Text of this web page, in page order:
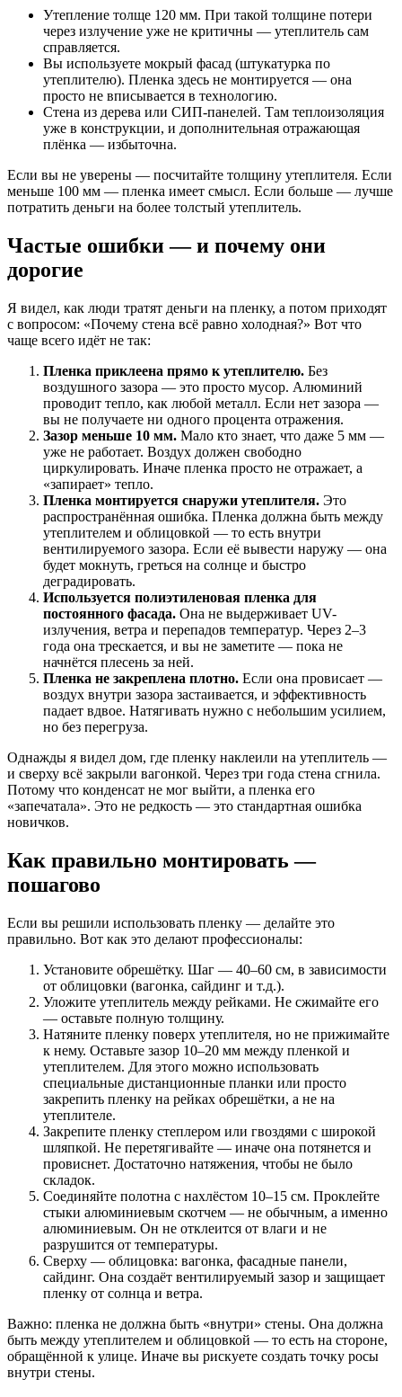
Утепление толще 120 мм. При такой толщине потери
через излучение уже не критичны — утеплитель сам
справляется.
Вы используете мокрый фасад (штукатурка по
утеплителю). Пленка здесь не монтируется — она
просто не вписывается в технологию.
Стена из дерева или СИП-панелей. Там теплоизоляция
уже в конструкции, и дополнительная отражающая
плёнка — избыточна.
Если вы не уверены — посчитайте толщину утеплителя. Если
меньше 100 мм — пленка имеет смысл. Если больше — лучше
потратить деньги на более толстый утеплитель.
Частые ошибки — и почему они
дорогие
Я видел, как люди тратят деньги на пленку, а потом приходят
с вопросом: «Почему стена всё равно холодная?» Вот что
чаще всего идёт не так:
Пленка приклеена прямо к утеплителю. Без
воздушного зазора — это просто мусор. Алюминий
проводит тепло, как любой металл. Если нет зазора —
вы не получаете ни одного процента отражения.
Зазор меньше 10 мм. Мало кто знает, что даже 5 мм —
уже не работает. Воздух должен свободно
циркулировать. Иначе пленка просто не отражает, а
«запирает» тепло.
Пленка монтируется снаружи утеплителя. Это
распространённая ошибка. Пленка должна быть между
утеплителем и облицовкой — то есть внутри
вентилируемого зазора. Если её вывести наружу — она
будет мокнуть, греться на солнце и быстро
деградировать.
Используется полиэтиленовая пленка для
постоянного фасада. Она не выдерживает UV-
излучения, ветра и перепадов температур. Через 2–3
года она трескается, и вы не заметите — пока не
начнётся плесень за ней.
Пленка не закреплена плотно. Если она провисает —
воздух внутри зазора застаивается, и эффективность
падает вдвое. Натягивать нужно с небольшим усилием,
но без перегруза.
Однажды я видел дом, где пленку наклеили на утеплитель —
и сверху всё закрыли вагонкой. Через три года стена сгнила.
Потому что конденсат не мог выйти, а пленка его
«запечатала». Это не редкость — это стандартная ошибка
новичков.
Как правильно монтировать —
пошагово
Если вы решили использовать пленку — делайте это
правильно. Вот как это делают профессионалы:
Установите обрешётку. Шаг — 40–60 см, в зависимости
от облицовки (вагонка, сайдинг и т.д.).
Уложите утеплитель между рейками. Не сжимайте его
— оставьте полную толщину.
Натяните пленку поверх утеплителя, но не прижимайте
к нему. Оставьте зазор 10–20 мм между пленкой и
утеплителем. Для этого можно использовать
специальные дистанционные планки или просто
закрепить пленку на рейках обрешётки, а не на
утеплителе.
Закрепите пленку степлером или гвоздями с широкой
шляпкой. Не перетягивайте — иначе она потянется и
провиснет. Достаточно натяжения, чтобы не было
складок.
Соединяйте полотна с нахлёстом 10–15 см. Проклейте
стыки алюминиевым скотчем — не обычным, а именно
алюминиевым. Он не отклеится от влаги и не
разрушится от температуры.
Сверху — облицовка: вагонка, фасадные панели,
сайдинг. Она создаёт вентилируемый зазор и защищает
пленку от солнца и ветра.
Важно: пленка не должна быть «внутри» стены. Она должна
быть между утеплителем и облицовкой — то есть на стороне,
обращённой к улице. Иначе вы рискуете создать точку росы
внутри стены.